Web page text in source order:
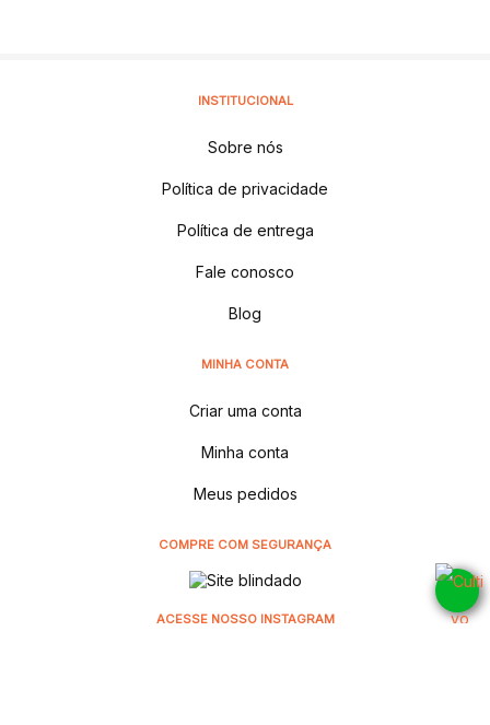
INSTITUCIONAL
Sobre nós
Política de privacidade
Política de entrega
Fale conosco
Blog
MINHA CONTA
Criar uma conta
Minha conta
Meus pedidos
COMPRE COM SEGURANÇA
ACESSE NOSSO INSTAGRAM